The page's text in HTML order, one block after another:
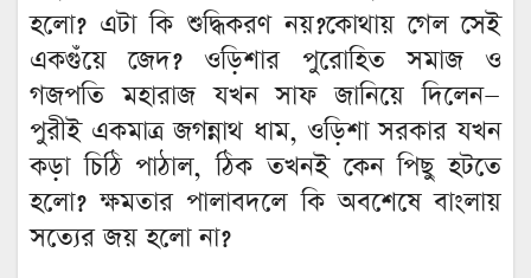
হলো? এটা কি শুদ্ধিকরণ নয়?কোথায় গেল সেই
একগুঁয়ে জেদ? ওড়িশার পুরোহিত সমাজ ও
গজপতি মহারাজ যখন সাফ জানিয়ে দিলেন—
পুরীই একমাত্র জগন্নাথ ধাম, ওড়িশা সরকার যখন
কড়া চিঠি পাঠাল, ঠিক তখনই কেন পিছু হটতে
হলো? ক্ষমতার পালাবদলে কি অবশেষে বাংলায়
সত্যের জয় হলো না?